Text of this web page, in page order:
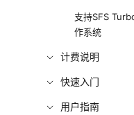
支持SFS
作系统
计费说明
快速入门
用户指南